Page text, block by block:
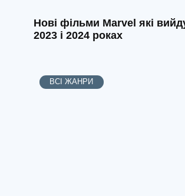
Нові фільми Marvel які
2023 і 2024 роках
ВСІ ЖАНРИ